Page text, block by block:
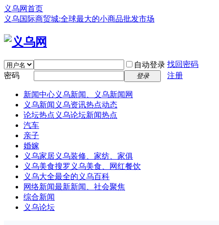
义乌网首页
义乌国际商贸城:全球最大的小商品批发市场
自动登录 找回密码
密码
登录 注册
新闻中心义乌新闻、义乌新闻网
义乌新闻 义乌资讯热点动态
论坛热点 义乌论坛新闻热点
汽车
亲子
婚嫁
义乌家居义乌装修、家纺、家俱
义乌美食搜罗义乌美食、网红餐饮
义乌大全最全的义乌百科
网络新闻最新新闻、社会聚焦
综合新闻
义乌论坛